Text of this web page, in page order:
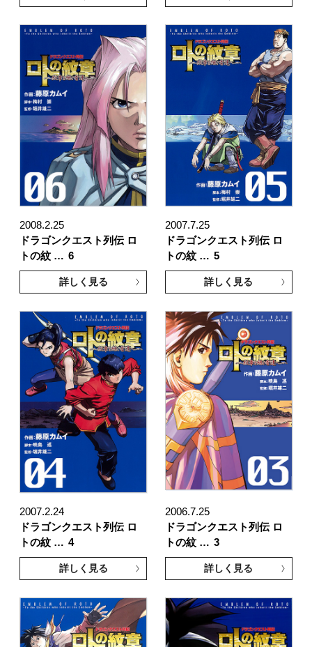
2008.2.25
ドラゴンクエスト列伝 ロ
トの紋 … 6
詳しく見る
2007.7.25
ドラゴンクエスト列伝 ロ
トの紋 … 5
詳しく見る
2007.2.24
ドラゴンクエスト列伝 ロ
トの紋 … 4
詳しく見る
2006.7.25
ドラゴンクエスト列伝 ロ
トの紋 … 3
詳しく見る